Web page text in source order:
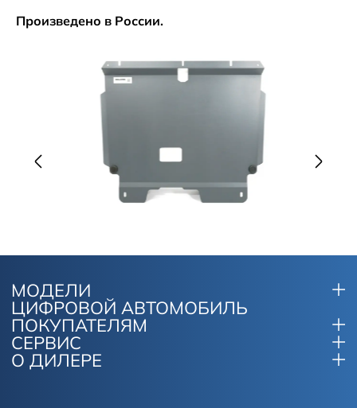
Произведено в России.
МОДЕЛИ
ЦИФРОВОЙ АВТОМОБИЛЬ
ПОКУПАТЕЛЯМ
СЕРВИС
О ДИЛЕРЕ